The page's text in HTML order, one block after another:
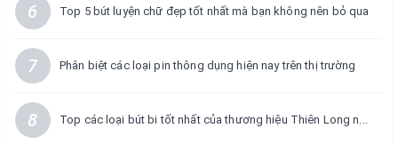
6 Top 5 bút luyện chữ đẹp tốt nhất mà bạn không nên bỏ qua
7 Phân biệt các loại pin thông dụng hiện nay trên thị trường
8 Top các loại bút bi tốt nhất của thương hiệu Thiên Long n...